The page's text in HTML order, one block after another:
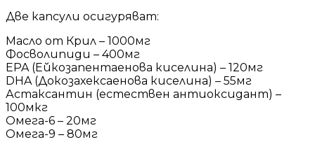
Две капсули осигуряват:
Масло от Крил – 1000мг
Фосволипиди – 400мг
EPA (Ейкозапентаенова киселина) – 120мг
DHA (Докозахексаенова киселина) – 55мг
Астаксантин (естествен антиоксидант) –
100мкг
Омега-6 – 20мг
Омега-9 – 80мг